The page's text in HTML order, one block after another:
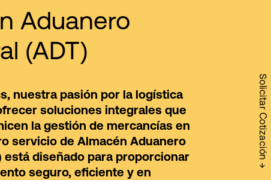
Aduanero
(ADT)
nuestra pasión por la logística
soluciones integrales que
la gestión de mercancías en
servicio deAlmacén Aduanero
está diseñado para proporcionar
seguro, eficiente y en
Solicitar Cotización →